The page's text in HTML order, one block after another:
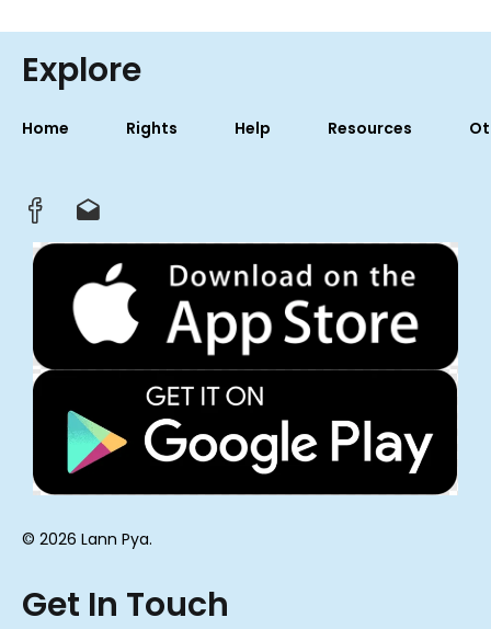
Explore
Home Rights Help Resources
© 2026 Lann Pya.
Get In Touch